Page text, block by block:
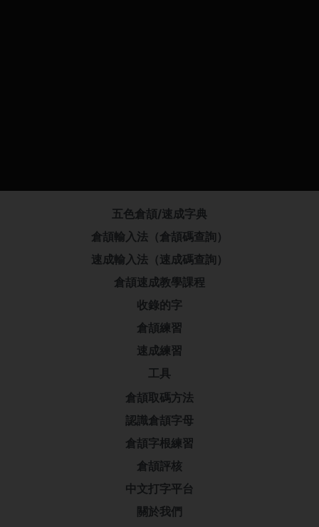
五色倉頡/速成字典
倉頡輸入法（倉頡碼查詢）
速成輸入法（速成碼查詢）
倉頡速成教學課程
收錄的字
倉頡練習
速成練習
工具
倉頡取碼方法
認識倉頡字母
倉頡字根練習
倉頡評核
中文打字平台
關於我們